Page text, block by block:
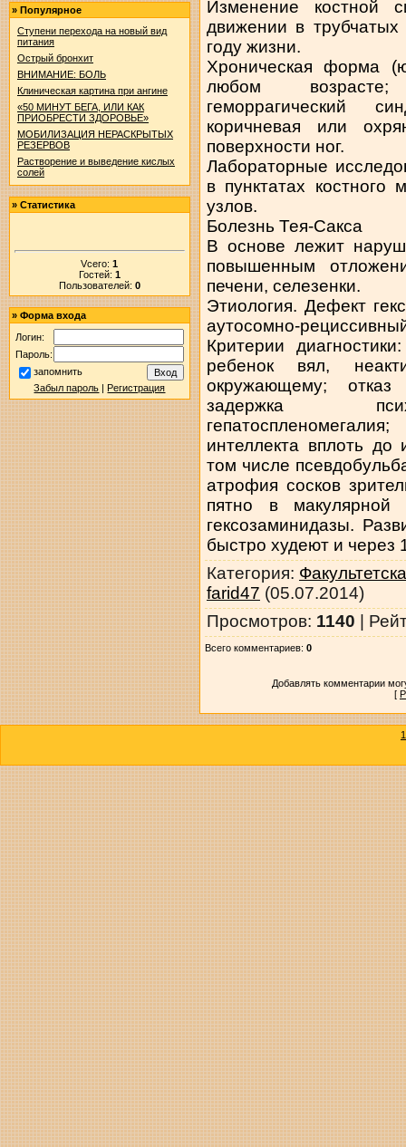
» Популярное
Ступени перехода на новый вид
питания
Острый бронхит
ВНИМАНИЕ: БОЛЬ
Клиническая картина при ангине
«50 МИНУТ БЕГА, ИЛИ КАК
ПРИОБРЕСТИ ЗДОРОВЬЕ»
МОБИЛИЗАЦИЯ НЕРАСКРЫТЫХ
РЕЗЕРВОВ
Растворение и выведение кислых
солей
» Статистика
Vсего:1
Гостей: 1
Пользователей: 0
» Форма входа
Логин:
Пароль:
запомнить
Забыл пароль |Регистрация
Изменение костной
движении в
году жизни.
Хроническая форма
любом возрасте;
геморрагический
коричневая или
поверхности ног.
Лабораторные
в пунктатах костного
узлов.
Болезнь Тея-Сакса
В основе лежит
повышенным
печени, селезенки.
Этиология. Дефект
аутосомно-
Критерии
ребенок вял,
окружающему;
задержка
интеллекта вплоть
том числе
атрофия сосков
пятно в макулярной
гексозаминидазы.
быстро худеют и через
Категория:
farid47 (05.07.2014)
Просмотров: 1140 |
Всего комментариев: 0
Добавлять комментарии
[